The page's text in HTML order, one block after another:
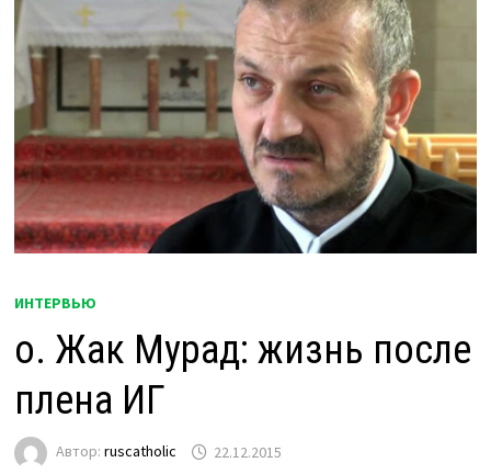
ИНТЕРВЬЮ
о. Жак Мурад: жизнь после
плена ИГ
Автор:ruscatholic 22.12.2015